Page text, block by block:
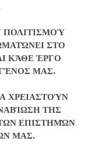
ΠΟΛΙΤΙΣΜΟΎ
ΣΤΟ
ΚΆΘΕ ΈΡΓΟ
ΜΑΣ.
ΧΡΕΙΑΣΤΟΎΝ
ΤΗΣ
ΕΠΙΣΤΗΜΏΝ
ΜΑΣ.